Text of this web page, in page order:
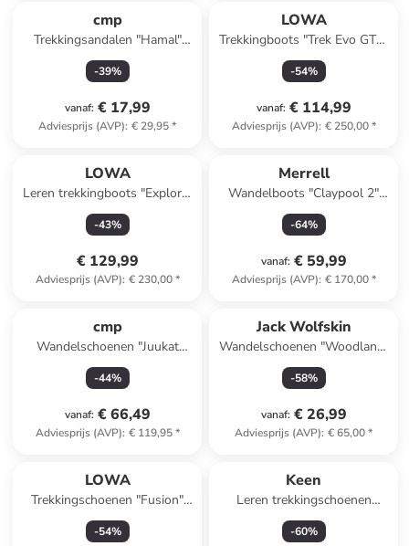
cmp
Trekkingsandalen "Hamal"
roze/donkerblauw
-39%
vanaf: € 17,99
Adviesprijs (AVP): € 29,95*
LOWA
Trekkingboots "Trek Evo GTX"
grijs
-54%
vanaf: € 114,99
Adviesprijs (AVP): € 250,00*
LOWA
Leren trekkingboots "Explorer
II GTX" zwart
-43%
€ 129,99
Adviesprijs (AVP): € 230,00*
Merrell
Wandelboots "Claypool 2"
grijs
-64%
vanaf: € 59,99
Adviesprijs (AVP): € 170,00*
cmp
Wandelschoenen "Juukat
Low" taupe/lichtblauw
-44%
vanaf: € 66,49
Adviesprijs (AVP): € 119,95*
Jack Wolfskin
Wandelschoenen "Woodland"
antraciet
-58%
vanaf: € 26,99
Adviesprijs (AVP): € 65,00*
LOWA
Trekkingschoenen "Fusion"
oranje/zwart
-54%
Keen
Leren trekkingschoenen
"Hightrail Mid" grijs
-60%